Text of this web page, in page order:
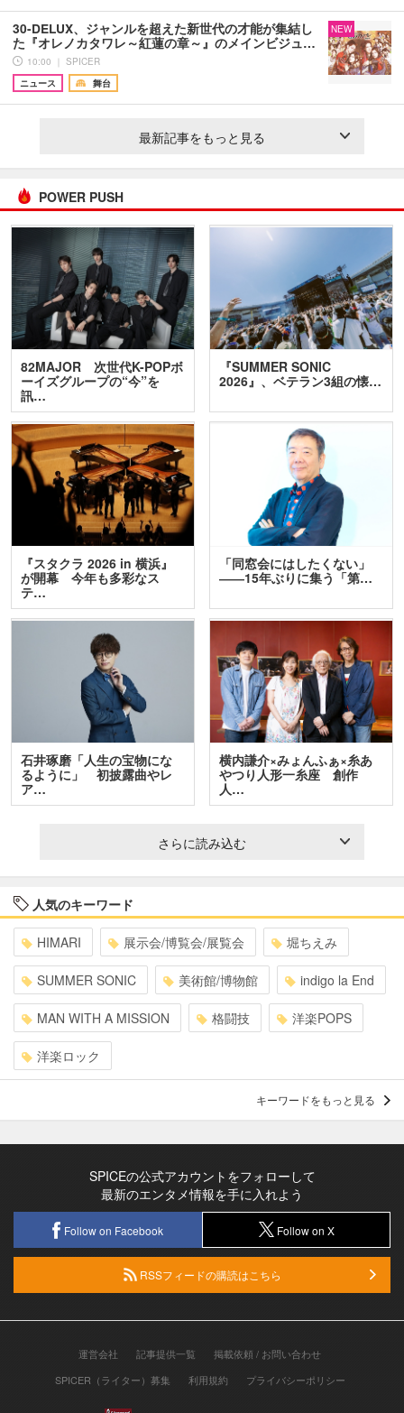
30-DELUX、ジャンルを超えた新世代の才能が集結し
た『オレノカタワレ～紅蓮の章～』のメインビジュ…
10:00 ｜ SPICER
ニュース
舞台
NEW
最新記事をもっと見る
POWER PUSH
82MAJOR 次世代K-POPボ
ーイズグループの“今”を
訊…
『SUMMER SONIC
2026』、ベテラン3組の懐…
『スタクラ 2026 in 横浜』
が開幕 今年も多彩なス
テ…
「同窓会にはしたくない」
――15年ぶりに集う「第…
石井琢磨「人生の宝物にな
るように」 初披露曲やレ
ア…
横内謙介×みょんふぁ×糸あ
やつり人形一糸座 創作
人…
さらに読み込む
人気のキーワード
HIMARI 展示会/博覧会/展覧会 堀ちえみ
SUMMER SONIC 美術館/博物館 indigo la End
MAN WITH A MISSION 格闘技 洋楽POPS
洋楽ロック
キーワードをもっと見る
SPICEの公式アカウントをフォローして
最新のエンタメ情報を手に入れよう
Follow on Facebook Follow on X
RSSフィードの購読はこちら
運営会社 記事提供一覧
掲載依頼 / お問い合わせ
SPICER（ライター）募集
利用規約 プライバシーポリシー